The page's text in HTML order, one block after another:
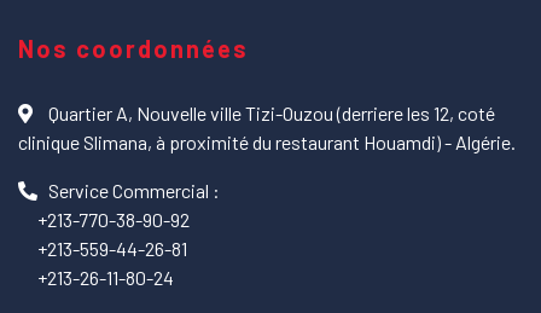
Nos coordonnées
Quartier A, Nouvelle ville Tizi-Ouzou (derriere les 12, coté
clinique Slimana, à proximité du restaurant Houamdi) - Algérie.
Service Commercial :
+213-770-38-90-92
+213-559-44-26-81
+213-26-11-80-24